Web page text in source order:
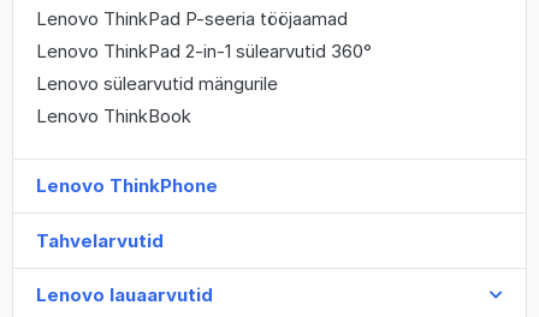
Lenovo ThinkPad P-seeria tööjaamad
Lenovo ThinkPad 2-in-1 sülearvutid 360°
Lenovo sülearvutid mängurile
Lenovo ThinkBook
Lenovo ThinkPhone
Tahvelarvutid
Lenovo lauaarvutid